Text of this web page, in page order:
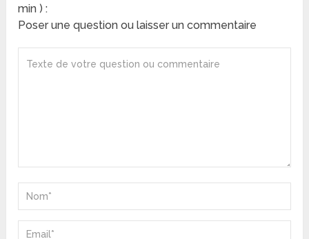
min ) :
Poser une question ou laisser un commentaire